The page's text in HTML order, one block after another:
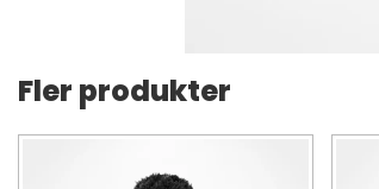
Fler produkter